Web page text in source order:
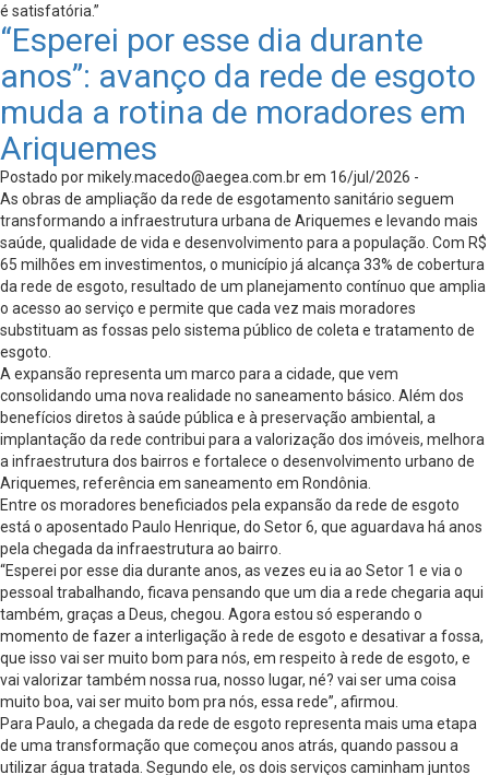
é satisfatória.”
“Esperei por esse dia durante
anos”: avanço da rede de esgoto
muda a rotina de moradores em
Ariquemes
Postado pormikely.macedo@aegea.com.brem 16/jul/2026 -
As obras de ampliação da rede de esgotamento sanitário seguem
transformando a infraestrutura urbana de Ariquemes e levando mais
saúde, qualidade de vida e desenvolvimento para a população. Com R$
65 milhões em investimentos, o município já alcança 33% de cobertura
da rede de esgoto, resultado de um planejamento contínuo que amplia
o acesso ao serviço e permite que cada vez mais moradores
substituam as fossas pelo sistema público de coleta e tratamento de
esgoto.
A expansão representa um marco para a cidade, que vem
consolidando uma nova realidade no saneamento básico. Além dos
benefícios diretos à saúde pública e à preservação ambiental, a
implantação da rede contribui para a valorização dos imóveis, melhora
a infraestrutura dos bairros e fortalece o desenvolvimento urbano de
Ariquemes, referência em saneamento em Rondônia.
Entre os moradores beneficiados pela expansão da rede de esgoto
está o aposentado Paulo Henrique, do Setor 6, que aguardava há anos
pela chegada da infraestrutura ao bairro.
“Esperei por esse dia durante anos, as vezes eu ia ao Setor 1 e via o
pessoal trabalhando, ficava pensando que um dia a rede chegaria aqui
também, graças a Deus, chegou. Agora estou só esperando o
momento de fazer a interligação à rede de esgoto e desativar a fossa,
que isso vai ser muito bom para nós, em respeito à rede de esgoto, e
vai valorizar também nossa rua, nosso lugar, né? vai ser uma coisa
muito boa, vai ser muito bom pra nós, essa rede”, afirmou.
Para Paulo, a chegada da rede de esgoto representa mais uma etapa
de uma transformação que começou anos atrás, quando passou a
utilizar água tratada. Segundo ele, os dois serviços caminham juntos